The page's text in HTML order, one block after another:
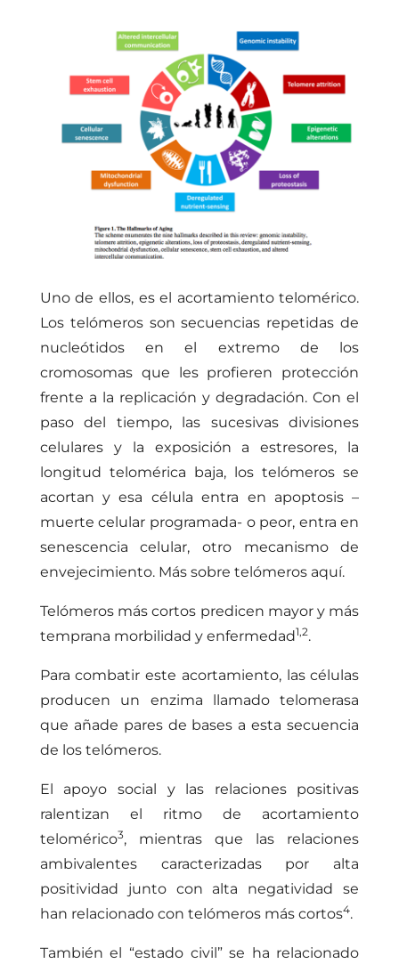
Uno de ellos, es el acortamiento telomérico.
Los telómeros son secuencias repetidas de
nucleótidos en el extremo de los
cromosomas que les profieren protección
frente a la replicación y degradación. Con el
paso del tiempo, las sucesivas divisiones
celulares y la exposición a estresores, la
longitud telomérica baja, los telómeros se
acortan y esa célula entra en apoptosis –
muerte celular programada- o peor, entra en
senescencia celular, otro mecanismo de
envejecimiento. Más sobre telómeros aquí.
Telómeros más cortos predicen mayor y más
temprana morbilidad y enfermedad1,2.
Para combatir este acortamiento, las células
producen un enzima llamado telomerasa
que añade pares de bases a esta secuencia
de los telómeros.
El apoyo social y las relaciones positivas
ralentizan el ritmo de acortamiento
telomérico3, mientras que las relaciones
ambivalentes caracterizadas por alta
positividad junto con alta negatividad se
han relacionado con telómeros más cortos4.
También el “estado civil” se ha relacionado